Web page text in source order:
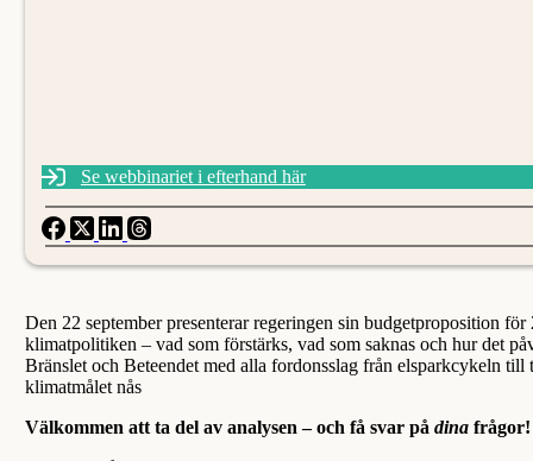
Se webbinariet i efterhand här
Den 22 september presenterar regeringen sin budgetproposition
klimatpolitiken – vad som förstärks, vad som saknas och hur det
Bränslet och Beteendet med alla fordonsslag från elsparkcykeln
klimatmålet nås
Välkommen att ta del av analysen – och få svar pådinafrågor!